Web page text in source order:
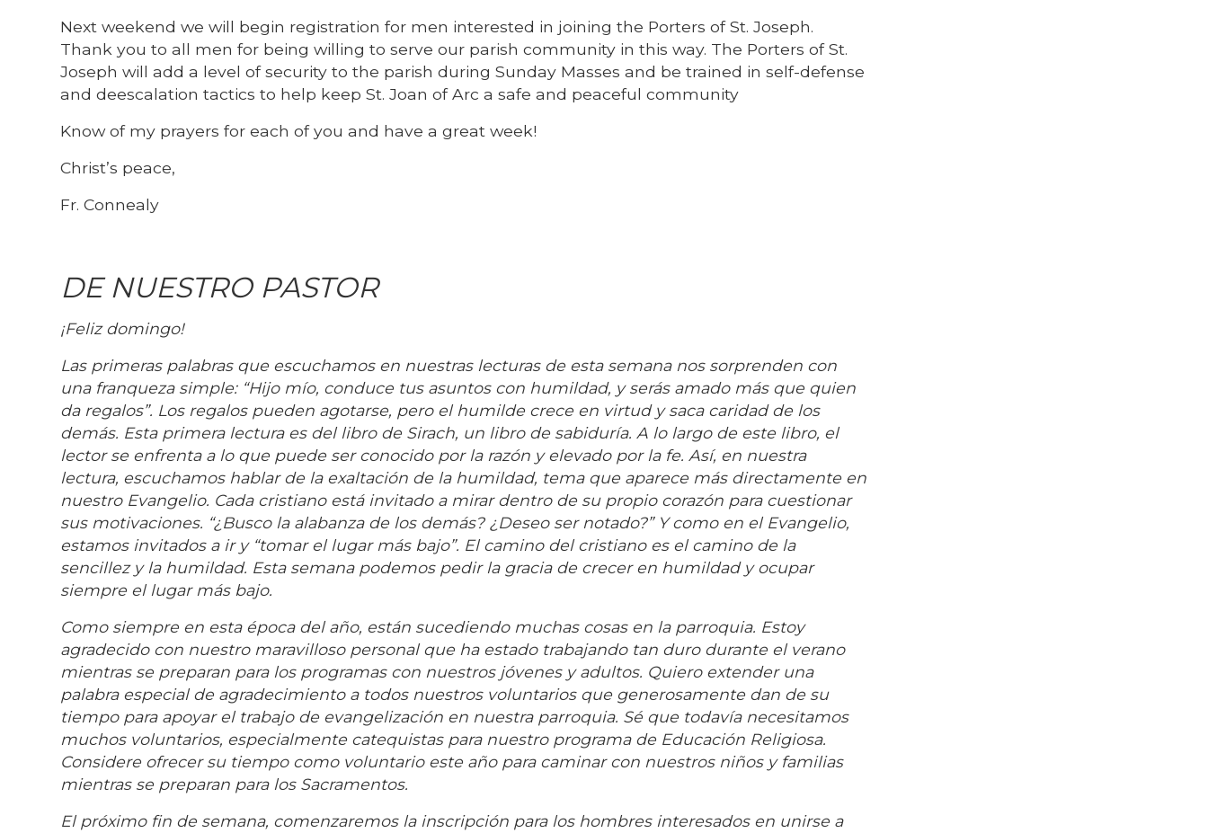
Next weekend we will begin registration for men interested in joining the Porters of St. Joseph.
Thank you to all men for being willing to serve our parish community in this way. The Porters of St.
Joseph will add a level of security to the parish during Sunday Masses and be trained in self-defense
and deescalation tactics to help keep St. Joan of Arc a safe and peaceful community
Know of my prayers for each of you and have a great week!
Christ’s peace,
Fr. Connealy
DE NUESTRO PASTOR
¡Feliz domingo!
Las primeras palabras que escuchamos en nuestras lecturas de esta semana nos sorprenden con
una franqueza simple: “Hijo mío, conduce tus asuntos con humildad, y serás amado más que quien
da regalos”. Los regalos pueden agotarse, pero el humilde crece en virtud y saca caridad de los
demás. Esta primera lectura es del libro de Sirach, un libro de sabiduría. A lo largo de este libro, el
lector se enfrenta a lo que puede ser conocido por la razón y elevado por la fe. Así, en nuestra
lectura, escuchamos hablar de la exaltación de la humildad, tema que aparece más directamente en
nuestro Evangelio. Cada cristiano está invitado a mirar dentro de su propio corazón para cuestionar
sus motivaciones. “¿Busco la alabanza de los demás? ¿Deseo ser notado?” Y como en el Evangelio,
estamos invitados a ir y “tomar el lugar más bajo”. El camino del cristiano es el camino de la
sencillez y la humildad. Esta semana podemos pedir la gracia de crecer en humildad y ocupar
siempre el lugar más bajo.
Como siempre en esta época del año, están sucediendo muchas cosas en la parroquia. Estoy
agradecido con nuestro maravilloso personal que ha estado trabajando tan duro durante el verano
mientras se preparan para los programas con nuestros jóvenes y adultos. Quiero extender una
palabra especial de agradecimiento a todos nuestros voluntarios que generosamente dan de su
tiempo para apoyar el trabajo de evangelización en nuestra parroquia. Sé que todavía necesitamos
muchos voluntarios, especialmente catequistas para nuestro programa de Educación Religiosa.
Considere ofrecer su tiempo como voluntario este año para caminar con nuestros niños y familias
mientras se preparan para los Sacramentos.
El próximo fin de semana, comenzaremos la inscripción para los hombres interesados en unirse a